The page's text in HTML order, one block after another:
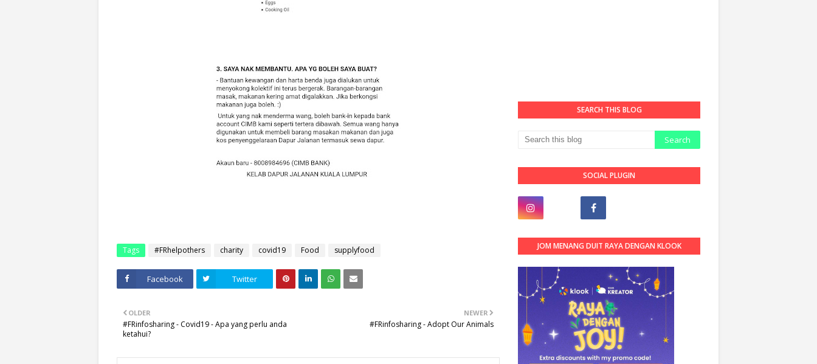
Tags #FRhelpothers charity covid19 Food supplyfood
Facebook Twitter
NEWER
#FRinfosharing - Adopt Our Animals
OLDER
#FRinfosharing - Covid19 - Apa yang perlu anda
ketahui?
SEARCH THIS BLOG
SOCIAL PLUGIN
JOM MENANG DUIT RAYA DENGAN KLOOK